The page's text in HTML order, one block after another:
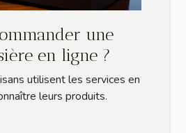
une
en ligne ?
utilisent les services en
leurs produits.